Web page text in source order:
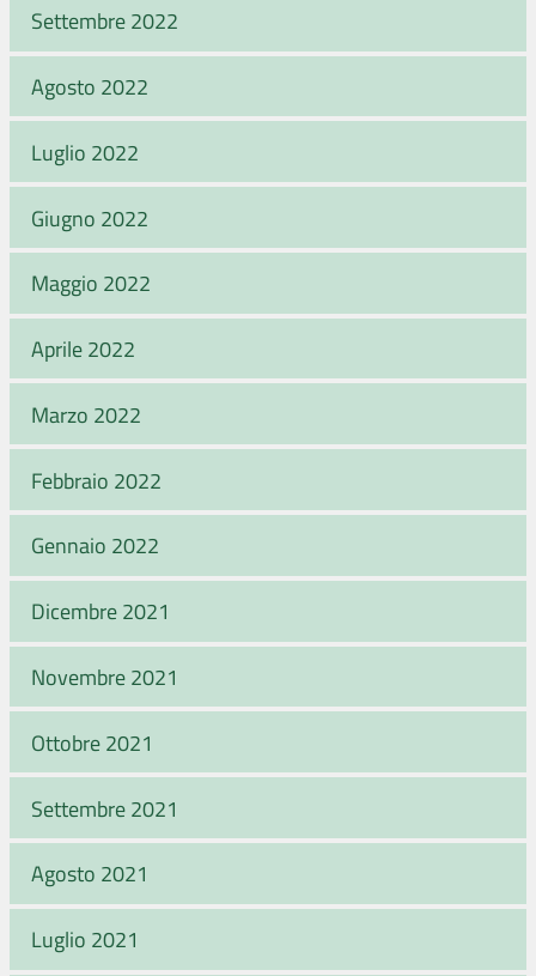
Settembre 2022
Agosto 2022
Luglio 2022
Giugno 2022
Maggio 2022
Aprile 2022
Marzo 2022
Febbraio 2022
Gennaio 2022
Dicembre 2021
Novembre 2021
Ottobre 2021
Settembre 2021
Agosto 2021
Luglio 2021